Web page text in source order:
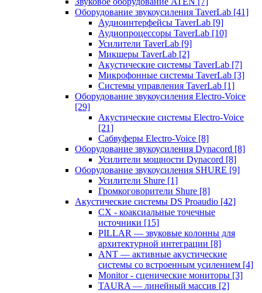
Оборудование звукоусиления TaverLab [41]
Аудиоинтерфейсы TaverLab [9]
Аудиопроцессоры TaverLab [10]
Усилители TaverLab [9]
Микшеры TaverLab [2]
Акустические системы TaverLab [7]
Микрофонные системы TaverLab [3]
Системы управления TaverLab [1]
Оборудование звукоусиления Electro-Voice
[29]
Акустические системы Electro-Voice
[21]
Сабвуферы Electro-Voice [8]
Оборудование звукоусиления Dynacord [8]
Усилители мощности Dynacord [8]
Оборудование звукоусиления SHURE [9]
Усилители Shure [1]
Громкоговорители Shure [8]
Акустические системы DS Proaudio [42]
CX - коаксиальные точечные
источники [15]
PILLAR — звуковые колонны для
архитектурной интеграции [8]
ANT — активные акустические
системы со встроенным усилением [4]
Monitor - сценические мониторы [3]
TAURA — линейный массив [2]